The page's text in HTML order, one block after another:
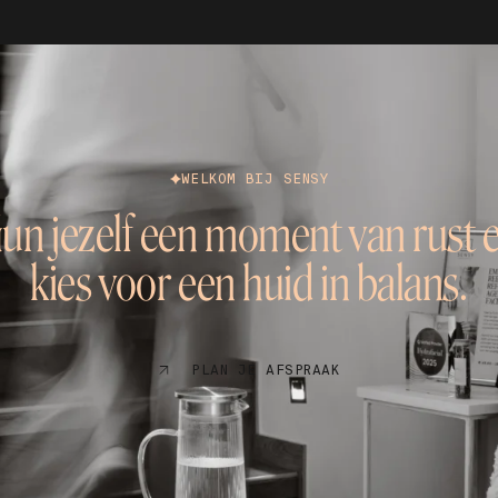
WELKOM BIJ SENSY
jezelf een moment van rust
kies voor een huid in balans.
PLAN JE AFSPRAAK